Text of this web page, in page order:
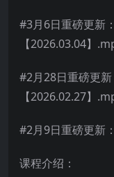
#3月6日重磅更新
【2026.03.04】
#2月28日重磅更
【2026.02.27】
#2月9日重磅更新
课程介绍：